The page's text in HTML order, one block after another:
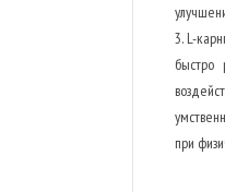
L-
быстро
при